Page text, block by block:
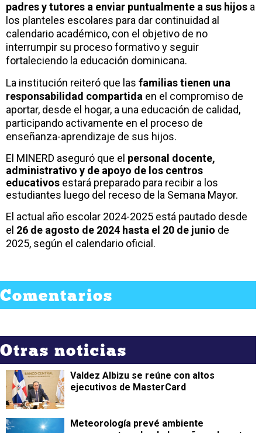
padres y tutores a enviar puntualmente a sus hijos a
los planteles escolares para dar continuidad al
calendario académico, con el objetivo de no
interrumpir su proceso formativo y seguir
fortaleciendo la educación dominicana.
La institución reiteró que las familias tienen una
responsabilidad compartida en el compromiso de
aportar, desde el hogar, a una educación de calidad,
participando activamente en el proceso de
enseñanza-aprendizaje de sus hijos.
El MINERD aseguró que el personal docente,
administrativo y de apoyo de los centros
educativos estará preparado para recibir a los
estudiantes luego del receso de la Semana Mayor.
El actual año escolar 2024-2025 está pautado desde
el 26 de agosto de 2024 hasta el 20 de junio de
2025, según el calendario oficial.
Comentarios
Otras noticias
Valdez Albizu se reúne con altos
ejecutivos de MasterCard
Meteorología prevé ambiente